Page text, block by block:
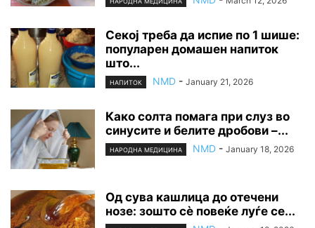
Секој треба да испие по 1 шише:
популарен домашен напиток
што...
НАПИТОК NMD - January 21, 2026
Како солта помага при слуз во
синусите и белите дробови –...
НАРОДНА МЕДИЦИНА NMD - January 18, 2026
Од сува кашлица до отечени
нозе: зошто сè повеќе луѓе се...